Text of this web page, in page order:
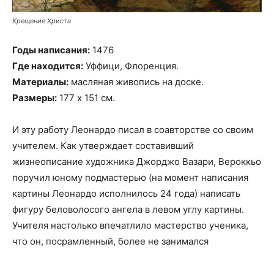
Крещение Христа
Годы написания: 1476
Где находится: Уффици, Флоренция.
Материалы: масляная живопись на доске.
Размеры: 177 х 151 см.
И эту работу Леонардо писал в соавторстве со своим
учителем. Как утверждает составивший
жизнеописание художника Джорджо Вазари, Вероккьо
поручил юному подмастерью (на момент написания
картины Леонардо исполнилось 24 года) написать
фигуру беловолосого ангела в левом углу картины.
Учителя настолько впечатлило мастерство ученика,
что он, посрамленный, более не занимался